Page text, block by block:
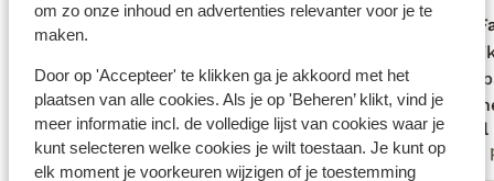
om zo onze inhoud en advertenties relevanter voor je te
maken.
Door op 'Accepteer' te klikken ga je akkoord met het
plaatsen van alle cookies. Als je op 'Beheren’ klikt, vind je
meer informatie incl. de volledige lijst van cookies waar je
kunt selecteren welke cookies je wilt toestaan. Je kunt op
elk moment je voorkeuren wijzigen of je toestemming
9.1
zwembad, fijne setting met terras voor
ontbijt etc.
zwembad, fijne setting met terras voor
ontbijt etc.
René
Met partner
Paul